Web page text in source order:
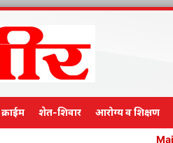
क्राईम शेत-शिवार आरोग्य व शिक्षण